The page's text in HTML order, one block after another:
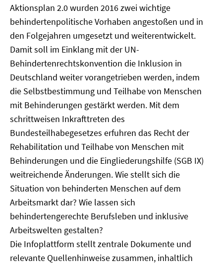
Aktionsplan 2.0 wurden 2016 zwei wichtige
behindertenpolitische Vorhaben angestoßen und in
den Folgejahren umgesetzt und weiterentwickelt.
Damit soll im Einklang mit der UN-
Behindertenrechtskonvention die Inklusion in
Deutschland weiter vorangetrieben werden, indem
die Selbstbestimmung und Teilhabe von Menschen
mit Behinderungen gestärkt werden. Mit dem
schrittweisen Inkrafttreten des
Bundesteilhabegesetzes erfuhren das Recht der
Rehabilitation und Teilhabe von Menschen mit
Behinderungen und die Eingliederungshilfe (SGB IX)
weitreichende Änderungen. Wie stellt sich die
Situation von behinderten Menschen auf dem
Arbeitsmarkt dar? Wie lassen sich
behindertengerechte Berufsleben und inklusive
Arbeitswelten gestalten?
Die Infoplattform stellt zentrale Dokumente und
relevante Quellenhinweise zusammen, inhaltlich